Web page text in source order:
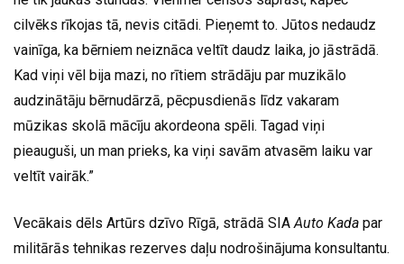
cilvēks rīkojas tā, nevis citādi. Pieņemt to. Jūtos nedaudz
vainīga, ka bērniem neiznāca veltīt daudz laika, jo jāstrādā.
Kad viņi vēl bija mazi, no rītiem strādāju par muzikālo
audzinātāju bērnudārzā, pēcpusdienās līdz vakaram
mūzikas skolā mācīju akordeona spēli. Tagad viņi
pieauguši, un man prieks, ka viņi savām atvasēm laiku var
veltīt vairāk.”
Vecākais dēls Artūrs dzīvo Rīgā, strādā SIAAuto Kada par
militārās tehnikas rezerves daļu nodrošinājuma konsultantu.